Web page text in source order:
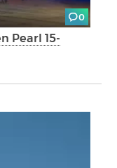
0
Pearl 15-